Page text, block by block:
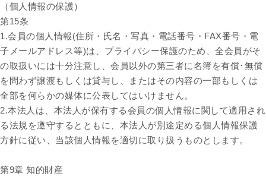
（個人情報の保護）
第15条
1.会員の個人情報(住所・氏名・写真・電話番号・FAX番号・電
子メールアドレス等)は、プライバシー保護のため、全会員がそ
の取扱いには十分注意し、会員以外の第三者に名簿を有償･無償
を問わず譲渡もしくは貸与し、またはその内容の一部もしくは
全部を何らかの媒体に公表してはいけません。
2.本法人は、本法人が保有する会員の個人情報に関して適用され
る法規を遵守するとともに、本法人が別途定める個人情報保護
方針に従い、当該個人情報を適切に取り扱うものとします。
第9章 知的財産